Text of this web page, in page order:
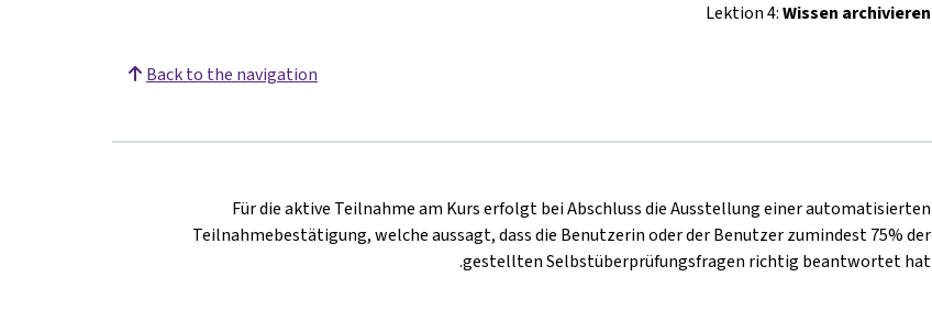
Lektion 4:Wissen archivieren
Back to the navigation
Für die aktive Teilnahme am Kurs erfolgt bei Abschluss die Ausstellung einer automatisierten
Teilnahmebestätigung, welche aussagt, dass die Benutzerin oder der Benutzer zumindest 75% der
gestellten Selbstüberprüfungsfragen richtig beantwortet hat.